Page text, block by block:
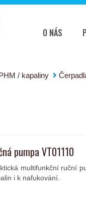
O NÁS
/ kapaliny
pumpa VT01110
multifunkční ruční
i k nafukování.